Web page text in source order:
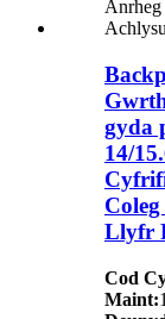
gyda
14/
Llyfr
Cod
Maint: